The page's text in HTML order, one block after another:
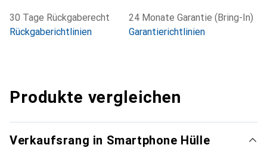
30 Tage Rückgaberecht
Rückgaberichtlinien
24 Monate Garantie (Bring-In)
Garantierichtlinien
Produkte vergleichen
Verkaufsrang in Smartphone Hülle